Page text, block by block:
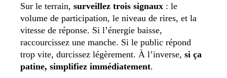
Sur le terrain, surveillez trois signaux : le
volume de participation, le niveau de rires, et la
vitesse de réponse. Si l’énergie baisse,
raccourcissez une manche. Si le public répond
trop vite, durcissez légèrement. À l’inverse, si ça
patine, simplifiez immédiatement.